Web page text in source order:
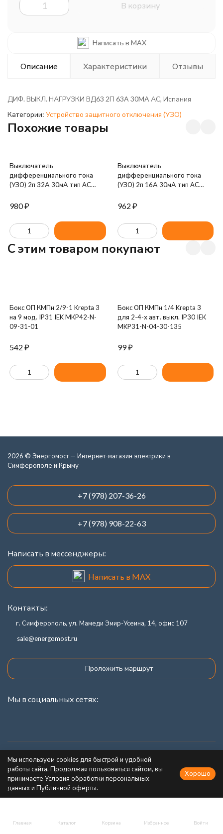
В корзину
Написать в MAX
Описание Характеристики Отзывы
ДИФ. ВЫКЛ. НАГРУЗКИ ВД63 2П 63A 30MA АС, Испания
Категории: Устройство защитного отключения (УЗО)
Похожие товары
Выключатель
дифференциального тока
(УЗО) 2п 32А 30мА тип AC
2-032-030
980₽
Выключатель
дифференциального тока
(УЗО) 2п 16А 30мА тип AC
2-016-030
962 ₽
C этим товаром покупают
Бокс ОП КМПн 2/9-1 Krepta 3
на 9 мод. IP31 IEK MKP42-N-
09-31-01
542 ₽
Бокс ОП КМПн 1/4 Krepta 3
для 2-4-х авт. выкл. IP30 IEK
MKP31-N-04-30-135
99₽
Главная Каталог Корзина Избранное Войти
2026 © Энергомост — Интернет-магазин электрики в
Симферополе и Крыму
+7 (978) 207-36-26
+7 (978) 908-22-63
Написать в мессенджеры:
Написать в MAX
Контакты:
г. Симферополь, ул. Мамеди Эмир-Усеина, 14, офис 107
sale@energomost.ru
Проложить маршрут
Мы в социальных сетях:
Каталог товаров
Информация
Мы используем cookies для быстрой и удобной
работы сайта. Продолжая пользоваться сайтом, вы
принимаете Условия обработки персональных
данных и Публичной оферты.
Хорошо